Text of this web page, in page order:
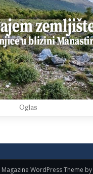
Oglas
WordPress Theme by